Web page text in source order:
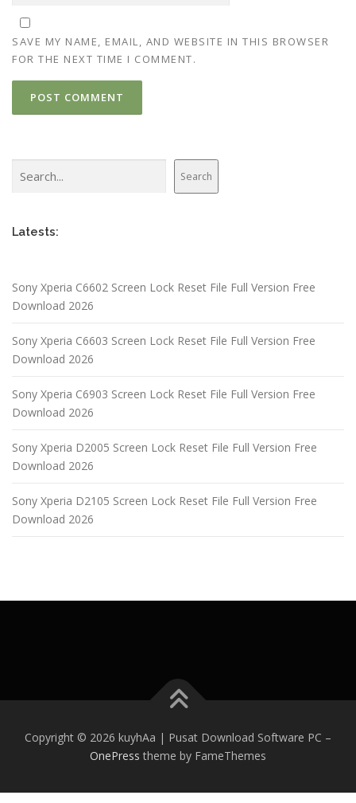
SAVE MY NAME, EMAIL, AND WEBSITE IN THIS BROWSER
FOR THE NEXT TIME I COMMENT.
Search
Latests:
Sony Xperia C6602 Screen Lock Reset File Full Version Free
Download 2026
Sony Xperia C6603 Screen Lock Reset File Full Version Free
Download 2026
Sony Xperia C6903 Screen Lock Reset File Full Version Free
Download 2026
Sony Xperia D2005 Screen Lock Reset File Full Version Free
Download 2026
Sony Xperia D2105 Screen Lock Reset File Full Version Free
Download 2026
Copyright © 2026 kuyhAa | Pusat Download Software PC –
OnePress theme by FameThemes